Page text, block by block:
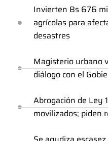
Invierten Bs 676
agrícolas para
desastres
Magisterio urbano
diálogo con el
Abrogación de Ley
movilizados; piden